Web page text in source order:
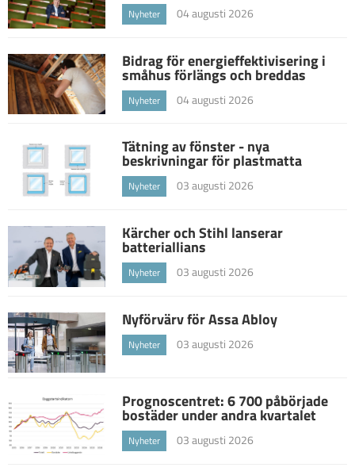
Nyheter 04 augusti 2026
Bidrag för energieffektivisering i
småhus förlängs och breddas
Nyheter 04 augusti 2026
Tätning av fönster - nya
beskrivningar för plastmatta
Nyheter 03 augusti 2026
Kärcher och Stihl lanserar
batteriallians
Nyheter 03 augusti 2026
Nyförvärv för Assa Abloy
Nyheter 03 augusti 2026
Prognoscentret: 6 700 påbörjade
bostäder under andra kvartalet
Nyheter 03 augusti 2026